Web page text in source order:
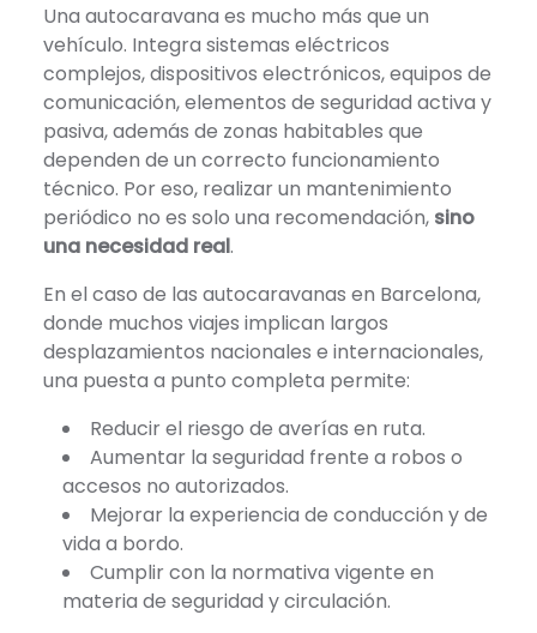
Una autocaravana es mucho más que un
vehículo. Integra sistemas eléctricos
complejos, dispositivos electrónicos, equipos de
comunicación, elementos de seguridad activa y
pasiva, además de zonas habitables que
dependen de un correcto funcionamiento
técnico. Por eso, realizar un mantenimiento
periódico no es solo una recomendación, sino
una necesidad real.
En el caso de las autocaravanas en Barcelona,
donde muchos viajes implican largos
desplazamientos nacionales e internacionales,
una puesta a punto completa permite:
Reducir el riesgo de averías en ruta.
Aumentar la seguridad frente a robos o
accesos no autorizados.
Mejorar la experiencia de conducción y de
vida a bordo.
Cumplir con la normativa vigente en
materia de seguridad y circulación.